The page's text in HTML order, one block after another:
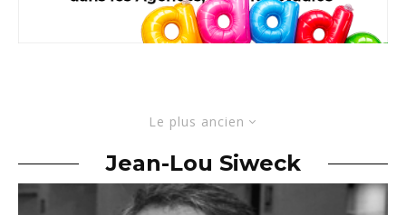
Le plus ancien
Jean-Lou Siweck